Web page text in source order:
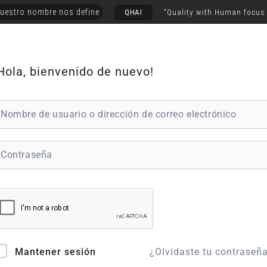
nombre nos define QHAI "Quality with Human focus
bienvenido de nuevo!
Mantener sesión ¿Olvidaste tu